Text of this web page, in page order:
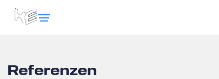
Referenzen